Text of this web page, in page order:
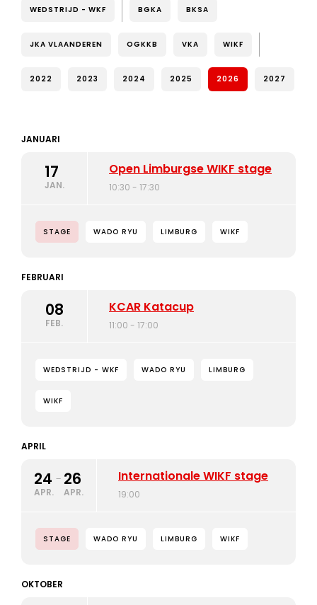
WEDSTRIJD - WKF BGKA BKSA
JKA VLAANDEREN OGKKB VKA WIKF
2022 2023 2024 2025 2026 2027
JANUARI
17
JAN.
Open Limburgse WIKF stage
10:30 - 17:30
STAGE WADO RYU LIMBURG WIKF
FEBRUARI
08
FEB.
KCAR Katacup
11:00 - 17:00
WEDSTRIJD - WKF WADO RYU LIMBURG
WIKF
APRIL
24
APR.
- 26
APR.
Internationale WIKF stage
19:00
STAGE WADO RYU LIMBURG WIKF
OKTOBER